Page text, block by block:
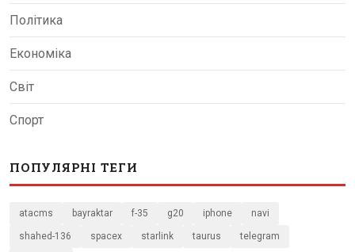
Політика
Економіка
Світ
Спорт
ПОПУЛЯРНІ ТЕГИ
atacms bayraktar f-35 g20 iphone navi
shahed-136 spacex starlink taurus telegram